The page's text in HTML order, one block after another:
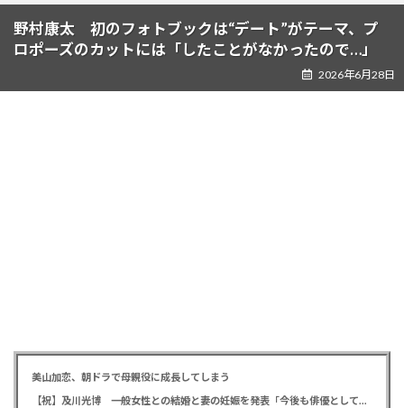
ツ
シ
野村康太 初のフォトブックは“デート”がテーマ、プ
ロポーズのカットには「したことがなかったので…」
2026年6月28日
美山加恋、朝ドラで母親役に成長してしまう
【祝】及川光博 一般女性との結婚と妻の妊娠を発表「今後も俳優としてミッチーとして精進」